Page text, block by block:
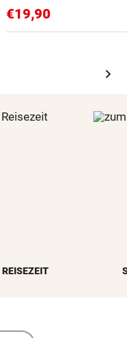
€19,90
chevron_right
REISEZEIT